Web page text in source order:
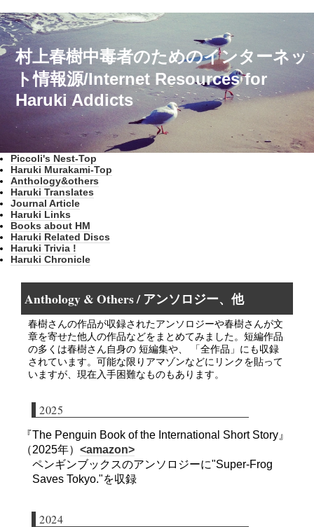
村上春樹中毒者のためのインターネッ
ト情報源/Internet Resources for
Haruki Addicts
Piccoli's Nest-Top
Haruki Murakami-Top
Anthology&others
Haruki Translates
Journal Article
Haruki Links
Books about HM
Haruki Related Discs
Haruki Trivia !
Haruki Chronicle
Anthology & Others / アンソロジー、他
春樹さんの作品が収録されたアンソロジーや春樹さんが文
章を寄せた他人の作品などをまとめてみました。短編作品
の多くは春樹さん自身の 短編集や、 「全作品」にも収録
されています。可能な限りアマゾンなどにリンクを貼って
いますが、現在入手困難なものもあります。
2025
『The Penguin Book of the International Short Story』
（2025年） <amazon>
ペンギンブックスのアンソロジーに"Super-Frog
Saves Tokyo."を収録
2024